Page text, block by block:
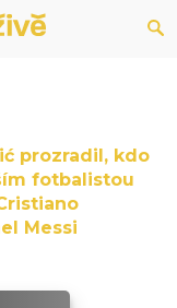
prozradil, kdo
fotbalistou
Messi